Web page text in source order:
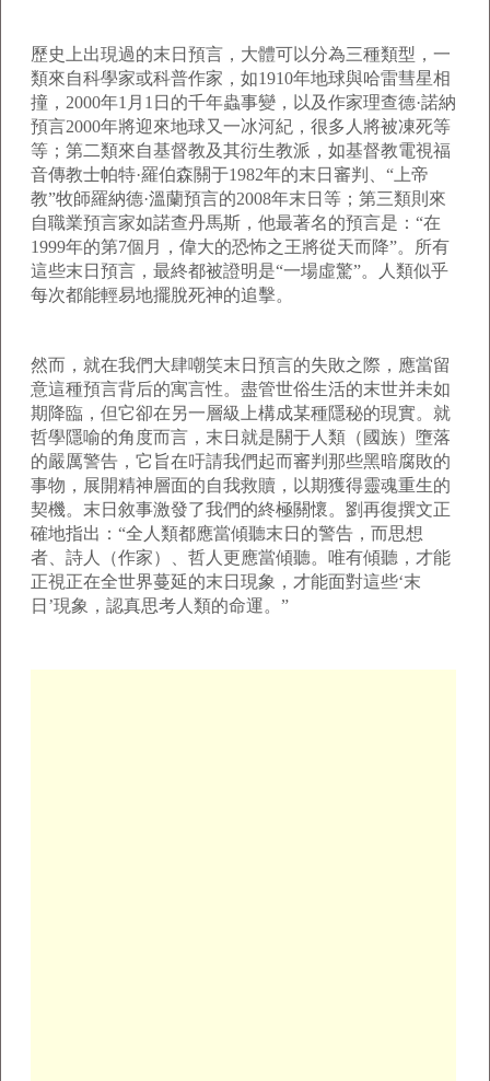
歷史上出現過的末日預言，大體可以分為三種類型，一
類來自科學家或科普作家，如1910年地球與哈雷彗星相
撞，2000年1月1日的千年蟲事變，以及作家理查德·諾納
預言2000年將迎來地球又一冰河紀，很多人將被凍死等
等；第二類來自基督教及其衍生教派，如基督教電視福
音傳教士帕特·羅伯森關于1982年的末日審判、“上帝
教”牧師羅納德·溫蘭預言的2008年末日等；第三類則來
自職業預言家如諾查丹馬斯，他最著名的預言是：“在
1999年的第7個月，偉大的恐怖之王將從天而降”。所有
這些末日預言，最終都被證明是“一場虛驚”。人類似乎
每次都能輕易地擺脫死神的追擊。
然而，就在我們大肆嘲笑末日預言的失敗之際，應當留
意這種預言背后的寓言性。盡管世俗生活的末世并未如
期降臨，但它卻在另一層級上構成某種隱秘的現實。就
哲學隱喻的角度而言，末日就是關于人類（國族）墮落
的嚴厲警告，它旨在吁請我們起而審判那些黑暗腐敗的
事物，展開精神層面的自我救贖，以期獲得靈魂重生的
契機。末日敘事激發了我們的終極關懷。劉再復撰文正
確地指出：“全人類都應當傾聽末日的警告，而思想
者、詩人（作家）、哲人更應當傾聽。唯有傾聽，才能
正視正在全世界蔓延的末日現象，才能面對這些‘末
日’現象，認真思考人類的命運。”